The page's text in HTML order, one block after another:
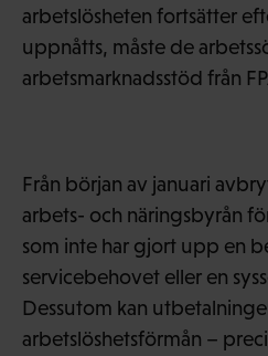
arbetslösheten fortsätter
uppnåtts, måste de
arbetsmarknadsstöd från
Från början av januari
arbets- och näringsbyrån
som inte har gjort upp en
servicebehovet eller en
Dessutom kan
arbetslöshetsförmån –